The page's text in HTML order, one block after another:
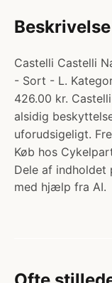
Beskrivelse
Castelli Castelli
- Sort - L.
426.00 kr.
alsidig
uforudsigeligt.
Køb hos
Dele af indholdet
med hjælp fra AI.